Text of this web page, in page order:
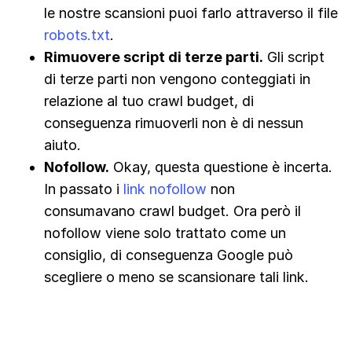
le nostre scansioni puoi farlo attraverso il file
robots.txt.
Rimuovere script di terze parti. Gli script
di terze parti non vengono conteggiati in
relazione al tuo crawl budget, di
conseguenza rimuoverli non è di nessun
aiuto.
Nofollow. Okay, questa questione è incerta.
In passato i link nofollow non
consumavano crawl budget. Ora però il
nofollow viene solo trattato come un
consiglio, di conseguenza Google può
scegliere o meno se scansionare tali link.